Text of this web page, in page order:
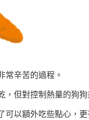
常辛苦的過程。
，但對控制熱量的狗
以額外吃些點心，更